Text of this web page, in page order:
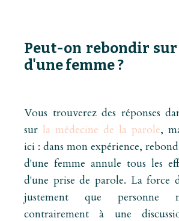
Peut-on rebondir
d'une femme ?
Vous trouverez des réponses
sur la médecine de la parole,
ici : dans mon expérience,
d'une femme annule tous les
d'une prise de parole. La force
justement que personne
contrairement à une